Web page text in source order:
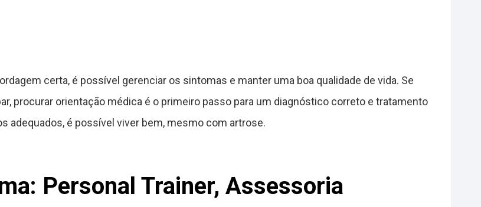
certa, é possível gerenciar os sintomas e manter uma boa qualidade de vida. Se
procurar orientação médica é o primeiro passo para um diagnóstico correto e tratamento
adequados, é possível viver bem, mesmo com artrose.
Personal Trainer, Assessoria